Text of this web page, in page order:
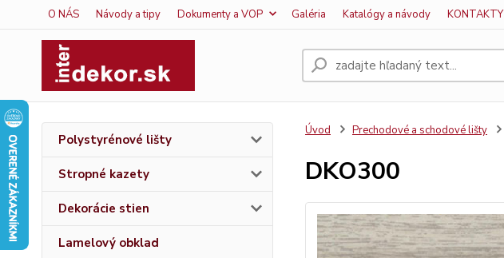
O NÁS Návody a tipy Dokumenty a VOP Galéria Katalógy a návody KONTAKTY
Polystyrénové lišty
Stropné kazety
Dekorácie stien
Lamelový obklad
Úvod Prechodové a schodové lišty
DKO300